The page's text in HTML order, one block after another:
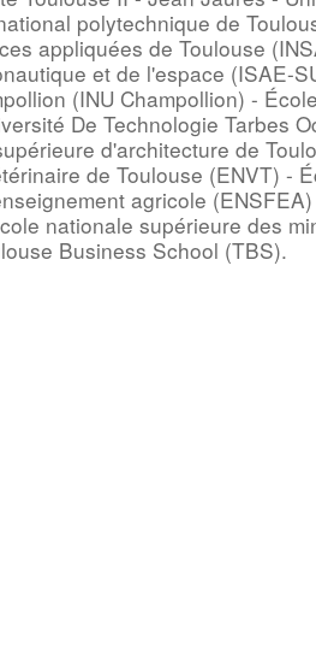
polytechnique de
appliquées de Toulouse
et de l'espace (ISAE-
(INU Champollion) -
De Technologie Tarbes
d'architecture de
de Toulouse (ENVT) -
agricole
nationale supérieure des
Business School (TBS).